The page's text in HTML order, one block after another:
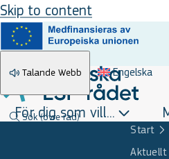
Skip to content
Talande Webb Engelska
Sök(övre rad)
För dig som vill...
Start
Aktuellt